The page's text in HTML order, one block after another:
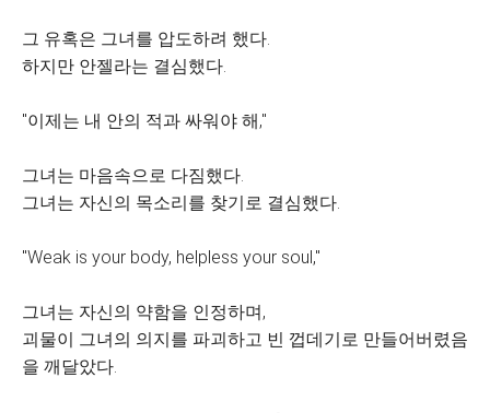
그 유혹은 그녀를 압도하려 했다.
하지만 안젤라는 결심했다.
"이제는 내 안의 적과 싸워야 해,"
그녀는 마음속으로 다짐했다.
그녀는 자신의 목소리를 찾기로 결심했다.
"Weak is your body, helpless your soul,"
그녀는 자신의 약함을 인정하며,
괴물이 그녀의 의지를 파괴하고 빈 껍데기로 만들어버렸음
을 깨달았다.